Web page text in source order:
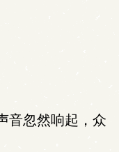
音忽然响起，众